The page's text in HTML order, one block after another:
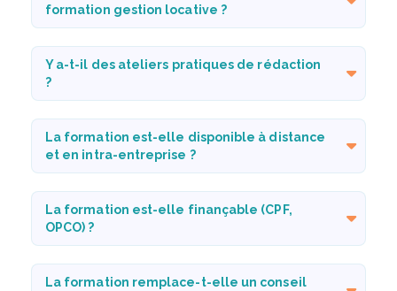
formation gestion locative ?
Y a-t-il des ateliers pratiques de rédaction
?
La formation est-elle disponible à distance
et en intra-entreprise ?
La formation est-elle finançable (CPF,
OPCO) ?
La formation remplace-t-elle un conseil